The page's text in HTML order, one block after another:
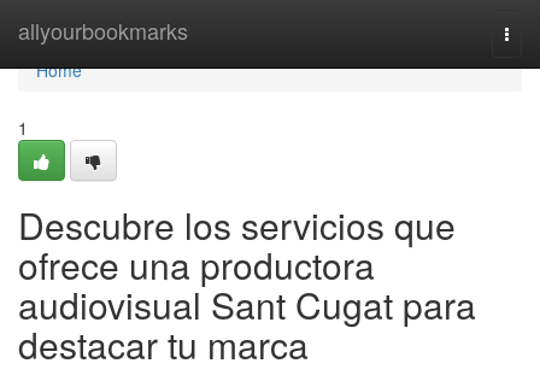
allyourbookmarks
Home
Home
1
Descubre los servicios que
ofrece una productora
audiovisual Sant Cugat para
destacar tu marca